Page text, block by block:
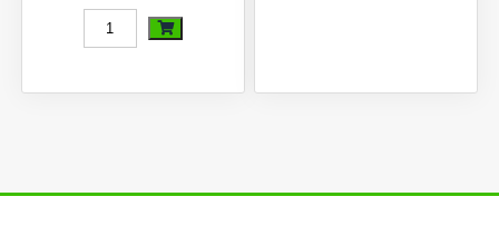
quantité
Pompe
Iseki